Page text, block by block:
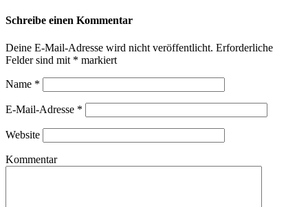
Schreibe einen Kommentar
Deine E-Mail-Adresse wird nicht veröffentlicht. Erforderliche
Felder sind mit * markiert
Name *
E-Mail-Adresse *
Website
Kommentar